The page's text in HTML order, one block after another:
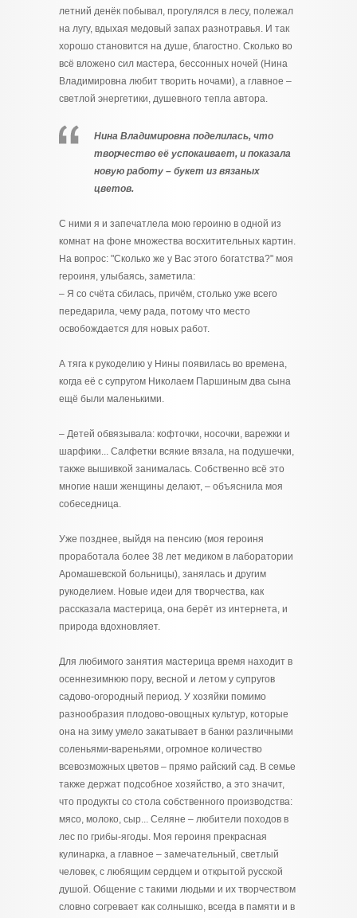
летний денёк побывал, прогулялся в лесу, полежал
на лугу, вдыхая медовый запах разнотравья. И так
хорошо становится на душе, благостно. Сколько во
всё вложено сил мастера, бессонных ночей (Нина
Владимировна любит творить ночами), а главное –
светлой энергетики, душевного тепла автора.
Нина Владимировна поделилась, что
творчество её успокаивает, и показала
новую работу – букет из вязаных
цветов.
С ними я и запечатлела мою героиню в одной из
комнат на фоне множества восхитительных картин.
На вопрос: "Сколько же у Вас этого богатства?" моя
героиня, улыбаясь, заметила:
– Я со счёта сбилась, причём, столько уже всего
передарила, чему рада, потому что место
освобождается для новых работ.
А тяга к рукоделию у Нины появилась во времена,
когда её с супругом Николаем Паршиным два сына
ещё были маленькими.
– Детей обвязывала: кофточки, носочки, варежки и
шарфики... Салфетки всякие вязала, на подушечки,
также вышивкой занималась. Собственно всё это
многие наши женщины делают, – объяснила моя
собеседница.
Уже позднее, выйдя на пенсию (моя героиня
проработала более 38 лет медиком в лаборатории
Аромашевской больницы), занялась и другим
рукоделием. Новые идеи для творчества, как
рассказала мастерица, она берёт из интернета, и
природа вдохновляет.
Для любимого занятия мастерица время находит в
осеннезимнюю пору, весной и летом у супругов
садово-огородный период. У хозяйки помимо
разнообразия плодово-овощных культур, которые
она на зиму умело закатывает в банки различными
соленьями-вареньями, огромное количество
всевозможных цветов – прямо райский сад. В семье
также держат подсобное хозяйство, а это значит,
что продукты со стола собственного производства:
мясо, молоко, сыр... Селяне – любители походов в
лес по грибы-ягоды. Моя героиня прекрасная
кулинарка, а главное – замечательный, светлый
человек, с любящим сердцем и открытой русской
душой. Общение с такими людьми и их творчеством
словно согревает как солнышко, всегда в памяти и в